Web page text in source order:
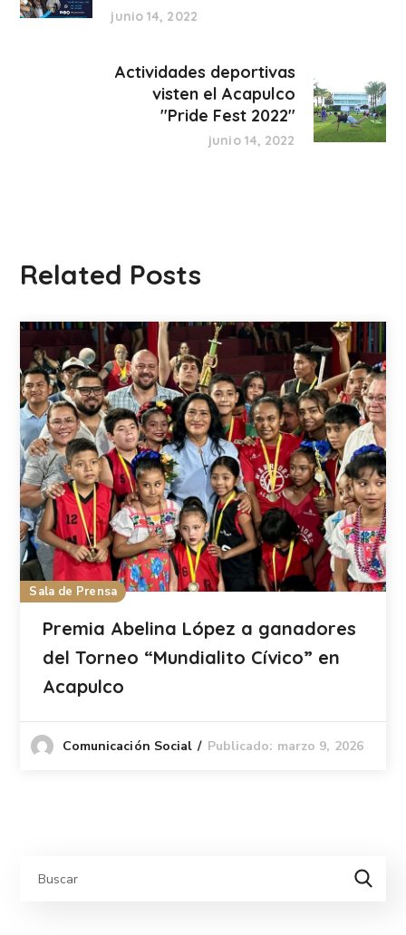
junio 14, 2022
Actividades deportivas
visten el Acapulco
"Pride Fest 2022"
junio 14, 2022
Related Posts
Sala de Prensa
Premia Abelina López a ganadores
del Torneo “Mundialito Cívico” en
Acapulco
Comunicación Social Publicado: marzo 9, 2026